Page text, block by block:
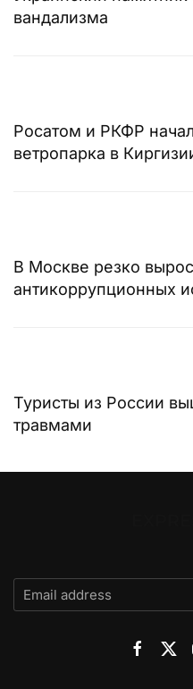
вандализма
Росатом и РКФР
ветропарка в
В Москве резко
антикоррупционных
Туристы из России
травмами